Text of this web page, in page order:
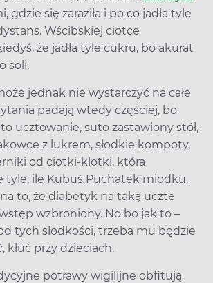
gdzie się zaraziła i po co jadła tyle
Wścibskiej ciotce
że jadła tyle cukru, bo akurat
soli.
jednak nie wystarczyć na całe
padają wtedy częściej, bo
ucztowanie, suto zastawiony stół,
z lukrem, słodkie kompoty,
od ciotki-klotki, która
tyle, ile Kubuś Puchatek miodku.
to, że diabetyk na taką ucztę
wzbroniony. No bo jak to –
tych słodkości, trzeba mu będzie
kłuć przy dzieciach.
potrawy wigilijne obfitują